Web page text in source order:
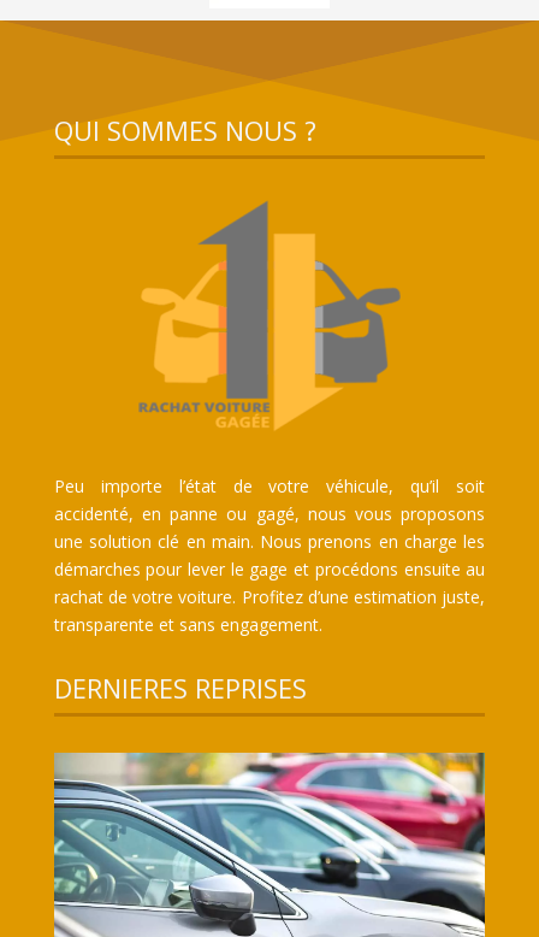
QUI SOMMES NOUS ?
Peu importe l’état de votre véhicule, qu’il soit
accidenté, en panne ou gagé, nous vous proposons
une solution clé en main. Nous prenons en charge les
démarches pour lever le gage et procédons ensuite au
rachat de votre voiture. Profitez d’une estimation juste,
transparente et sans engagement.
DERNIERES REPRISES